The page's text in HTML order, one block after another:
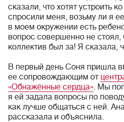
сказали, что хотят устроить
спросили меня, возьму ли я
в моем окружении есть
вопрос совершенно не стоял,
коллектив был за! Я сказала,
В первый день Соня пришла
ее сопровождающим от
«Обнажённые сердца». Мы
я ей задала вопросы по
как лучше общаться с ней.
рассказала и объяснила.